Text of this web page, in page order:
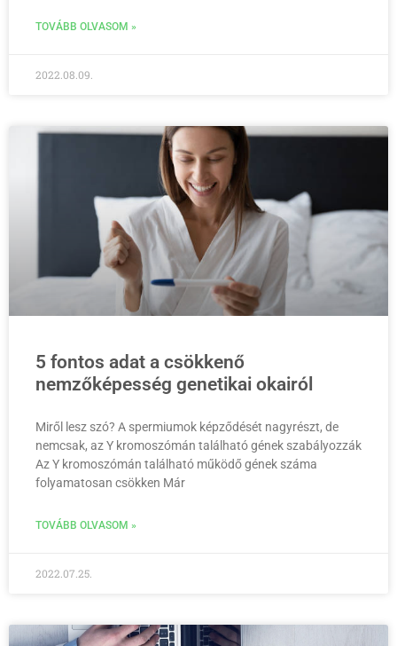
TOVÁBB OLVASOM »
2022.08.09.
5 fontos adat a csökkenő
nemzőképesség genetikai okairól
Miről lesz szó? A spermiumok képződését nagyrészt, de
nemcsak, az Y kromoszómán található gének szabályozzák
Az Y kromoszómán található működő gének száma
folyamatosan csökken Már
TOVÁBB OLVASOM »
2022.07.25.